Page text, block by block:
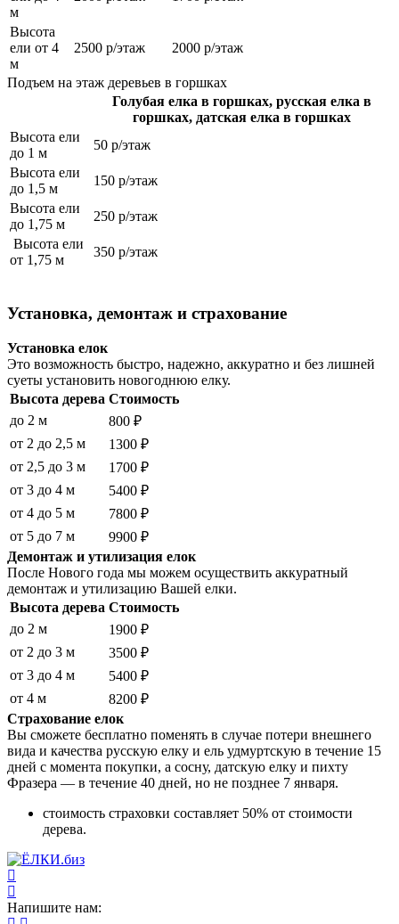
м
Высота
ели от 4
м
2500 р/этаж 2000 р/этаж
Подъем на этаж деревьев в горшках
Голубая елка в горшках, русская елка в
горшках, датская елка в горшках
Высота ели
до 1 м
50 р/этаж
Высота ели
до 1,5 м
150 р/этаж
Высота ели
до 1,75 м
250 р/этаж
Высота ели
от 1,75 м
350 р/этаж
Установка, демонтаж и страхование
Установка елок
Это возможность быстро, надежно, аккуратно и без лишней
суеты установить новогоднюю елку.
Высота дерева Стоимость
до 2 м
800 ₽
от 2 до 2,5 м
1300 ₽
от 2,5 до 3 м
1700 ₽
от 3 до 4 м
5400 ₽
от 4 до 5 м
7800 ₽
от 5 до 7 м
9900 ₽
Демонтаж и утилизация елок
После Нового года мы можем осуществить аккуратный
демонтаж и утилизацию Вашей елки.
Высота дерева Стоимость
до 2 м
1900 ₽
от 2 до 3 м
3500 ₽
от 3 до 4 м
5400 ₽
от 4 м
8200 ₽
Страхование елок
Вы сможете бесплатно поменять в случае потери внешнего
вида и качества русскую елку и ель удмуртскую в течение 15
дней с момента покупки, а сосну, датскую елку и пихту
Фразера — в течение 40 дней, но не позднее 7 января.
стоимость страховки составляет 50% от стоимости
дерева.
Напишите нам: